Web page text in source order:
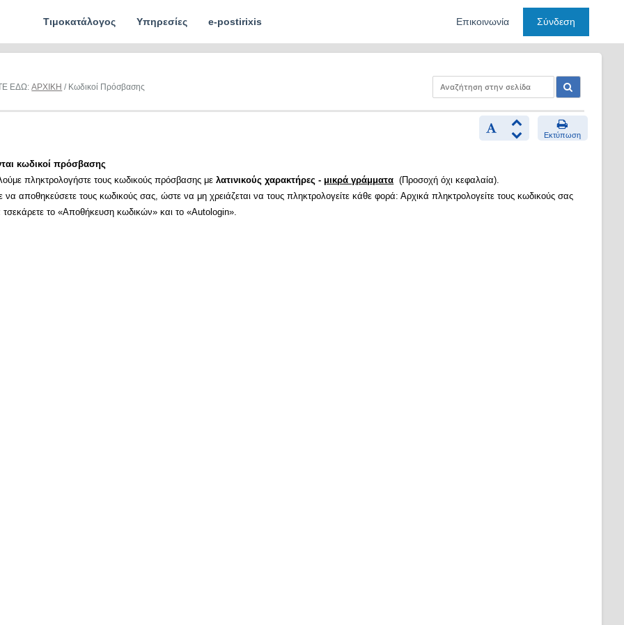
Τιμοκατάλογος Υπηρεσίες e-postirixis Επικοινωνία Σύνδεση
ΕΔΩ:ΑΡΧΙΚΗ / Κωδικοί Πρόσβασης
Εκτύπωση
κωδικοί πρόσβασης
πληκτρολογήστε τους κωδικούς πρόσβασης μελατινικούς χαρακτήρες - μικρά γράμματα (Προσοχή όχι κεφαλαία).
να αποθηκεύσετε τους κωδικούς σας, ώστε να μη χρειάζεται να τους πληκτρολογείτε κάθε φορά: Αρχικά πληκτρολογείτε τους κωδικούς σας
τσεκάρετε το «Αποθήκευση κωδικών» και το «Autologin».